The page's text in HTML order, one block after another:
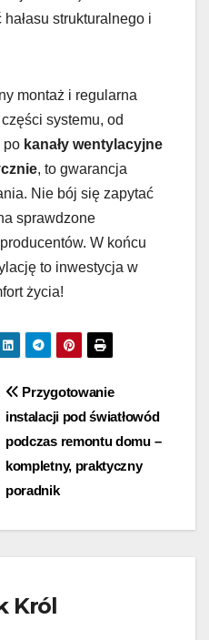
strukturalnego i
montaż i regularna
systemu, od
po kanały wentylacyjne
, to gwarancja
Nie bój się zapytać
sprawdzone
W końcu
to inwestycja w
życia!
Przygotowanie
instalacji pod światłowód
podczas remontu domu –
kompletny, praktyczny
poradnik
Król